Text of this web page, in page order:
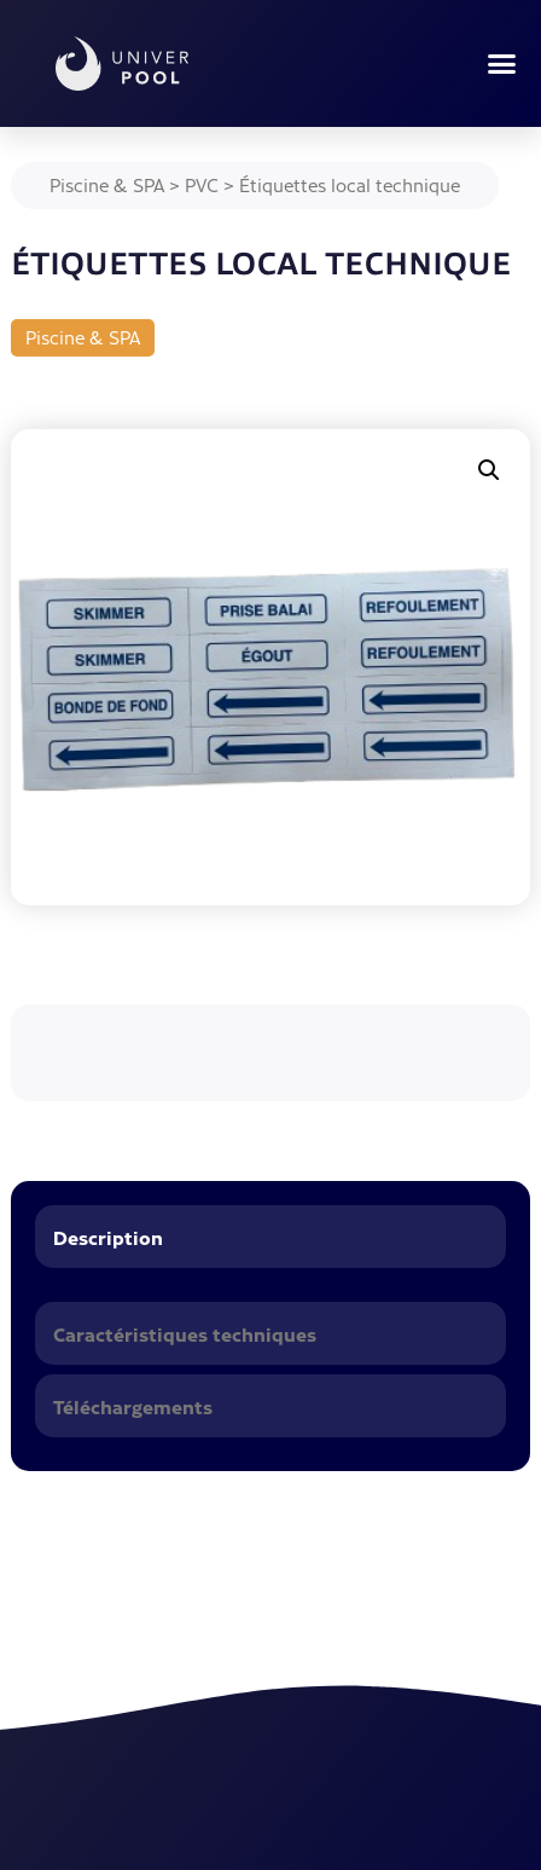
Piscine & SPA> PVC > Étiquettes local technique
ÉTIQUETTES LOCAL TECHNIQUE
Piscine & SPA
Description
Caractéristiques techniques
Téléchargements